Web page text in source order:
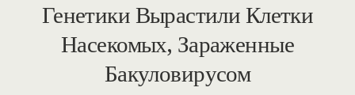
Генетики Вырастили Клетки
Насекомых, Зараженные
Бакуловирусом